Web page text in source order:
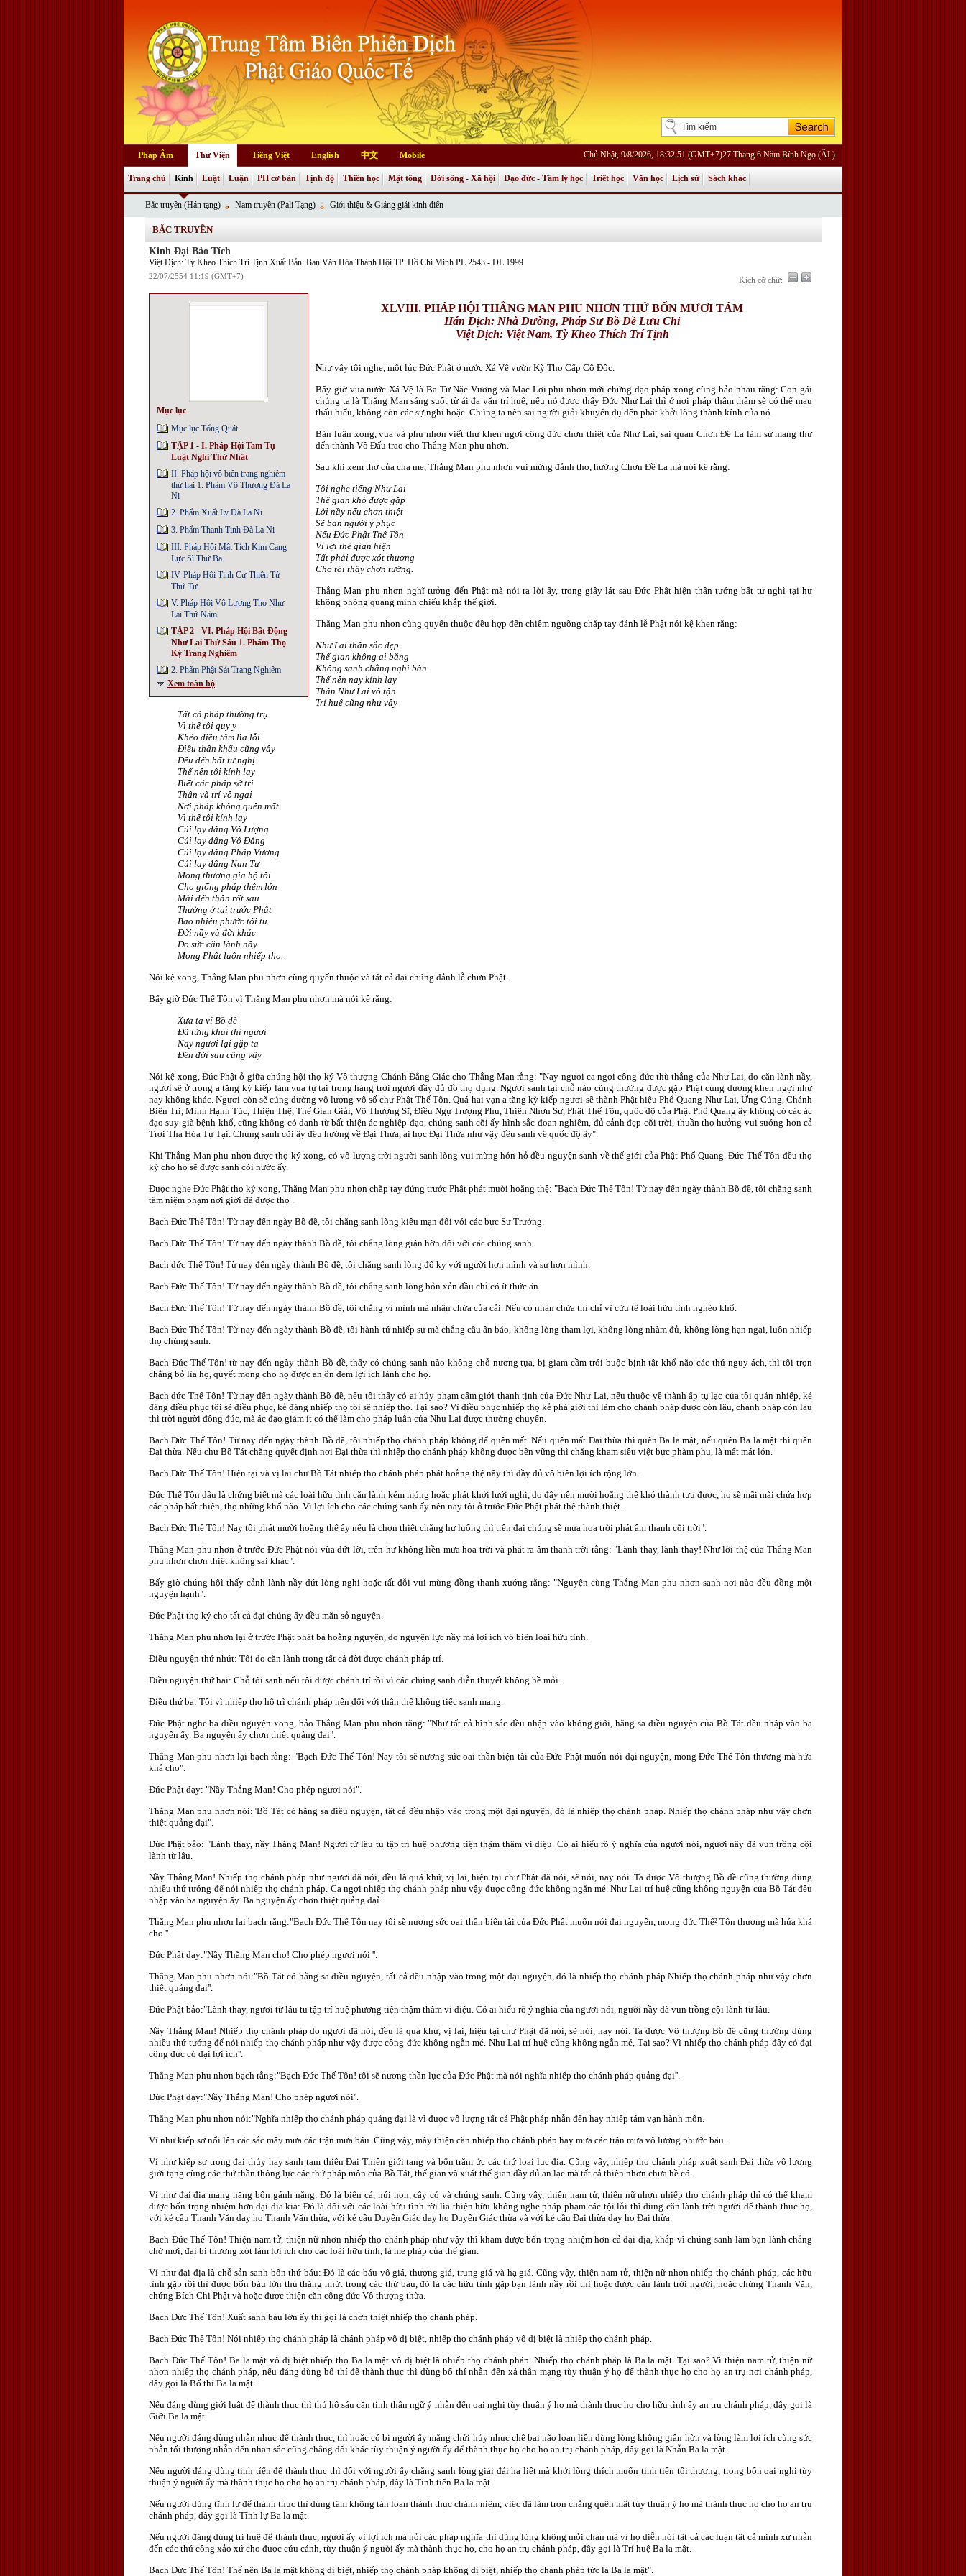
Pháp Âm Thư Viện Tiếng Việt English 中文 Mobile Chủ Nhật, 9/8/2026, 18:32:51 (GMT+7)27 Tháng 6 Năm Bính Ngọ (ÂL)
Trang chủ Kinh
Bắc truyền (Hán tạng) Nam truyền (Pali Tạng) Giới thiệu & Giảng giải kinh điển
Luật Luận PH cơ bản Tịnh độ Thiền học Mật tông Đời sống - Xã hội Đạo đức - Tâm lý học Triết học Văn học Lịch sử Sách khác
BẮC TRUYỀN
Kinh Đại Bảo Tích
Việt Dịch: Tỳ Kheo Thích Trí Tịnh Xuất Bản: Ban Văn Hóa Thành Hội TP. Hồ Chí Minh PL 2543 - DL 1999
22/07/2554 11:19 (GMT+7) Kích cỡ chữ:
Mục lục
Mục lục Tổng Quát
TẬP 1 - I. Pháp Hội Tam Tụ
Luật Nghi Thứ Nhất
II. Pháp hội vô biên trang nghiêm
thứ hai 1. Phẩm Vô Thượng Đà La
Ni
2. Phẩm Xuất Ly Đà La Ni
3. Phẩm Thanh Tịnh Đà La Ni
III. Pháp Hội Mật Tích Kim Cang
Lực Sĩ Thứ Ba
IV. Pháp Hội Tịnh Cư Thiên Tử
Thứ Tư
V. Pháp Hội Vô Lượng Thọ Như
Lai Thứ Năm
TẬP 2 - VI. Pháp Hội Bất Động
Như Lai Thứ Sáu 1. Phẩm Thọ
Ký Trang Nghiêm
2. Phẩm Phật Sát Trang Nghiêm
Xem toàn bộ
XLVIII. PHÁP HỘI THẮNG MAN PHU NHƠN THỨ BỐN MƯƠI TÁM
Hán Dịch: Nhà Đường, Pháp Sư Bồ Đề Lưu Chi
Việt Dịch: Việt Nam, Tỳ Kheo Thích Trí Tịnh
Như vậy tôi nghe, một lúc Ðức Phật ở nước Xá Vệ vườn Kỳ Thọ Cấp Cô Ðộc.
Bấy giờ vua nước Xá Vệ là Ba Tư Nặc Vương và Mạc Lợi phu nhơn mới chứng đạo pháp xong cùng bảo nhau rằng: Con gái
chúng ta là Thắng Man sáng suốt từ ái đa văn trí huệ, nếu nó được thấy Ðức Như Lai thì ở nơi pháp thậm thâm sẽ có thể mau
thấu hiểu, không còn các sự nghi hoặc. Chúng ta nên sai người giỏi khuyến dụ đến phát khởi lòng thành kính của nó .
Bàn luận xong, vua và phu nhơn viết thư khen ngợi công đức chơn thiệt của Như Lai, sai quan Chơn Ðề La làm sứ mang thư
đến thành Vô Ðấu trao cho Thắng Man phu nhơn.
Sau khi xem thơ của cha mẹ, Thắng Man phu nhơn vui mừng đảnh thọ, hướng Chơn Ðề La mà nói kệ rằng:
Tôi nghe tiếng Như Lai
Thế gian khó được gặp
Lời nầy nếu chơn thiệt
Sẽ ban người y phục
Nếu Ðức Phật Thế Tôn
Vì lợi thế gian hiện
Tất phải được xót thương
Cho tôi thấy chơn tướng.
Thắng Man phu nhơn nghĩ tưởng đến Phật mà nói ra lời ấy, trong giây lát sau Ðức Phật hiện thân tướng bất tư nghì tại hư
không phóng quang minh chiếu khắp thế giới.
Thắng Man phu nhơn cùng quyến thuộc đều hợp đến chiêm ngưỡng chắp tay đảnh lễ Phật nói kệ khen rằng:
Như Lai thân sắc đẹp
Thế gian không ai bằng
Không sanh chẳng nghĩ bàn
Thế nên nay kính lạy
Thân Như Lai vô tận
Trí huệ cũng như vậy
Tất cả pháp thường trụ
Vì thế tôi quy y
Khéo điều tâm lìa lỗi
Ðiều thân khẩu cũng vậy
Ðều đến bất tư nghị
Thế nên tôi kính lạy
Biết các pháp sở tri
Thân và trí vô ngại
Nơi pháp không quên mất
Vì thế tôi kính lạy
Cúi lạy đấng Vô Lượng
Cúi lạy đấng Vô Ðẳng
Cúi lạy đấng Pháp Vương
Cúi lạy đấng Nan Tư
Mong thương gia hộ tôi
Cho giống pháp thêm lớn
Mãi đến thân rốt sau
Thường ở tại trước Phật
Bao nhiêu phước tôi tu
Ðời nầy và đời khác
Do sức căn lành nầy
Mong Phật luôn nhiếp thọ.
Nói kệ xong, Thắng Man phu nhơn cùng quyến thuộc và tất cả đại chúng đảnh lễ chưn Phật.
Bấy giờ Ðức Thế Tôn vì Thắng Man phu nhơn mà nói kệ rằng:
Xưa ta vỉ Bồ đề
Ðã từng khai thị ngươi
Nay ngươi lại gặp ta
Ðến đời sau cũng vậy
Nói kệ xong, Ðức Phật ở giữa chúng hội thọ ký Vô thượng Chánh Ðẳng Giác cho Thắng Man rằng: "Nay ngươi ca ngợi công đức thù thắng của Như Lai, do căn lành nầy,
ngươi sẽ ở trong a tăng kỳ kiếp làm vua tự tại trong hàng trời người đầy đủ đồ thọ dụng. Ngươi sanh tại chỗ nào cũng thường được gặp Phật cúng dường khen ngợi như
nay không khác. Ngươi còn sẽ cúng dường vô lượng vô số chư Phật Thế Tôn. Quá hai vạn a tăng kỳ kiếp ngươi sẽ thành Phật hiệu Phổ Quang Như Lai, Ứng Cúng, Chánh
Biến Tri, Minh Hạnh Túc, Thiện Thệ, Thế Gian Giải, Vô Thượng Sĩ, Ðiều Ngự Trượng Phu, Thiên Nhơn Sư, Phật Thế Tôn, quốc độ của Phật Phổ Quang ấy không có các ác
đạo suy già bệnh khổ, cũng không có danh từ bất thiện ác nghiệp đạo, chúng sanh cõi ấy hình sắc đoan nghiêm, đủ cảnh đẹp cõi trời, thuần thọ hưởng vui sướng hơn cả
Trời Tha Hóa Tự Tại. Chúng sanh cõi ấy đều hướng về Ðại Thừa, ai học Ðại Thừa như vậy đều sanh về quốc độ ấy".
Khi Thắng Man phu nhơn được thọ ký xong, có vô lượng trời người sanh lòng vui mừng hớn hở đều nguyện sanh về thế giới của Phật Phổ Quang. Ðức Thế Tôn đều thọ
ký cho họ sẽ được sanh cõi nước ấy.
Ðược nghe Ðức Phật thọ ký xong, Thắng Man phu nhơn chắp tay đứng trước Phật phát mười hoằng thệ: "Bạch Ðức Thế Tôn! Từ nay đến ngày thành Bồ đề, tôi chẳng sanh
tâm niệm phạm nơi giới đã được thọ .
Bạch Ðức Thế Tôn! Từ nay đến ngày Bồ đề, tôi chẳng sanh lòng kiêu mạn đối với các bực Sư Trưởng.
Bạch Ðức Thế Tôn! Từ nay đến ngày thành Bồ đề, tôi chẳng lòng giận hờn đối với các chúng sanh.
Bạch dức Thế Tôn! Từ nay đến ngày thành Bồ đề, tôi chẳng sanh lòng đố kỵ với người hơn mình và sự hơn mình.
Bạch Ðức Thế Tôn! Từ nay đến ngày thành Bồ đề, tôi chẳng sanh lòng bỏn xẻn dầu chỉ có ít thức ăn.
Bạch Ðức Thế Tôn! Từ nay đến ngày thành Bồ đề, tôi chẳng vì mình mà nhận chứa của cải. Nếu có nhận chứa thì chỉ vì cứu tế loài hữu tình nghèo khổ.
Bạch Ðức Thế Tôn! Từ nay đến ngày thành Bồ đề, tôi hành tứ nhiếp sự mà chẳng cầu ân báo, không lòng tham lợi, không lòng nhàm đủ, không lòng hạn ngại, luôn nhiếp
thọ chúng sanh.
Bạch Ðức Thế Tôn! từ nay đến ngày thành Bồ đề, thấy có chúng sanh nào không chỗ nương tựa, bị giam cầm trói buộc bịnh tật khổ não các thứ nguy ách, thì tôi trọn
chẳng bỏ lìa họ, quyết mong cho họ được an ổn đem lợi ích lành cho họ.
Bạch dức Thế Tôn! Từ nay đến ngày thành Bồ đề, nếu tôi thấy có ai hủy phạm cấm giới thanh tịnh của Ðức Như Lai, nếu thuộc về thành ấp tụ lạc của tôi quản nhiếp, kẻ
đáng điều phục tôi sẽ điều phục, kẻ đáng nhiếp thọ tôi sẽ nhiếp thọ. Tại sao? Vì điều phục nhiếp thọ kẻ phá giới thì làm cho chánh pháp được còn lâu, chánh pháp còn lâu
thì trời người đông đúc, mà ác đạo giảm ít có thể làm cho pháp luân của Như Lai được thường chuyển.
Bạch Ðức Thế Tôn! Từ nay đến ngày thành Bồ đề, tôi nhiếp thọ chánh pháp không để quên mất. Nếu quên mất Ðại thừa thì quên Ba la mật, nếu quên Ba la mật thì quên
Ðại thừa. Nếu chư Bồ Tát chẳng quyết định nơi Ðại thừa thì nhiếp thọ chánh pháp không được bền vững thì chẳng kham siêu việt bực phàm phu, là mất mát lớn.
Bạch Ðức Thế Tôn! Hiện tại và vị lai chư Bồ Tát nhiếp thọ chánh pháp phát hoằng thệ nầy thì đầy đủ vô biên lợi ích rộng lớn.
Ðức Thế Tôn dầu là chứng biết mà các loài hữu tình căn lành kém mỏng hoặc phát khởi lưới nghi, do đây nên mười hoằng thệ khó thành tựu được, họ sẽ mãi mãi chứa hợp
các pháp bất thiện, thọ những khổ não. Vì lợi ích cho các chúng sanh ấy nên nay tôi ở trước Ðức Phật phát thệ thành thiệt.
Bạch Ðức Thế Tôn! Nay tôi phát mười hoằng thệ ấy nếu là chơn thiệt chẳng hư luống thì trên đại chúng sẽ mưa hoa trời phát âm thanh cõi trời".
Thắng Man phu nhơn ở trước Ðức Phật nói vùa dứt lời, trên hư không liền mưa hoa trời và phát ra âm thanh trời rằng: "Lành thay, lành thay! Như lời thệ cúa Thắng Man
phu nhơn chơn thiệt không sai khác".
Bấy giờ chúng hộì thấy cảnh lành nầy dứt lòng nghi hoặc rất đỗi vui mừng đồng thanh xướng rằng: "Nguyện cùng Thắng Man phu nhơn sanh nơi nào đều đồng một
nguyện hạnh".
Ðức Phật thọ ký cho tất cả đại chúng ấy đều mãn sở nguyện.
Thắng Man phu nhơn lại ở trước Phật phát ba hoằng nguyện, do nguyện lực nầy mà lợi ích vô biên loài hữu tình.
Ðiều nguyện thứ nhứt: Tôi do căn lành trong tất cả đời được chánh pháp trí.
Ðiều nguyện thứ hai: Chỗ tôi sanh nếu tôi được chánh trí rồi vì các chúng sanh diễn thuyết không hề mỏi.
Ðiều thứ ba: Tôi vì nhiếp thọ hộ trì chánh pháp nên đối với thân thể không tiếc sanh mạng.
Ðức Phật nghe ba điều nguyện xong, bảo Thắng Man phu nhơn rằng: "Như tất cả hình sắc đều nhập vào không giới, hằng sa điều nguyện của Bồ Tát đều nhập vào ba
nguyện ấy. Ba nguyện ấy chơn thiệt quảng đại".
Thắng Man phu nhơn lại bạch rằng: "Bạch Ðức Thế Tôn! Nay tôi sẽ nương sức oai thần biện tài của Ðức Phật muốn nói đại nguyện, mong Ðức Thế Tôn thương mà hứa
khả cho".
Ðức Phật dạy: "Nầy Thắng Man! Cho phép ngươi nói".
Thắng Man phu nhơn nói:"Bồ Tát có hằng sa điều nguyện, tất cả đều nhập vào trong một đại nguyện, đó là nhiếp thọ chánh pháp. Nhiếp thọ chánh pháp như vậy chơn
thiệt quảng đại".
Ðức Phật bảo: "Lành thay, nầy Thắng Man! Ngươi từ lâu tu tập trí huệ phương tiện thậm thâm vi diệu. Có ai hiểu rõ ý nghĩa của ngươi nói, người nầy đã vun trồng cội
lành từ lâu.
Nầy Thắng Man! Nhiếp thọ chánh pháp như ngươi đã nói, đều là quá khứ, vị lai, hiện tại chư Phật đã nói, sẽ nói, nay nói. Ta được Vô thượng Bồ đề cũng thường dùng
nhiều thứ tướng để nói nhiếp thọ chánh pháp. Ca ngợi nhiếp thọ chánh pháp như vậy được công đức không ngằn mé. Như Lai trí huệ cũng không nguyện của Bồ Tát đêu
nhập vào ba nguyện ấy. Ba nguyện ấy chơn thiệt quảng đạỉ.
Thắng Man phu nhơn lại bạch rằng:"Bạch Ðức Thế Tôn nay tôi sẽ nương sức oai thần biện tài của Ðức Phật muốn nói đại nguyện, mong đức Thế² Tôn thương mà hứa khả
cho ''.
Ðức Phật dạy:"Nầy Thắng Man cho! Cho phép ngươi nói ''.
Thắng Man phu nhơn nói:"Bồ Tát có hằng sa điều nguyện, tất cả đều nhập vào trong một đại nguyện, đó là nhiếp thọ chánh pháp.Nhiếp thọ chánh pháp như vậy chơn
thiệt quảng đại''.
Ðức Phật bảo:"Lành thay, ngươi từ lâu tu tập trí huệ phương tiện thậm thâm vi diệu. Có ai hiểu rõ ý nghĩa của ngươi nói, người nầy đã vun trồng cội lành từ lâu.
Nầy Thắng Man! Nhiếp thọ chánh pháp do ngươi đã nói, đều là quá khứ, vị lai, hiện tại chư Phật đã nói, sẽ nói, nay nói. Ta được Vô thượng Bồ đề cũng thường dùng
nhiều thứ tướng để nói nhiếp thọ chánh pháp như vậy được công đức không ngằn mé. Như Lai trí huệ cũng không ngằn mé, Tại sao? Vì nhiếp thọ chánh pháp đây có đại
công đức có đại lợi ích''.
Thắng Man phu nhơn bạch rằng:"Bạch Ðức Thế Tôn! tôi sẽ nương thần lực của Ðức Phật mà nói nghĩa nhiếp thọ chánh pháp quảng đại''.
Ðức Phật dạy:"Nầy Thắng Man! Cho phép ngươi nói''.
Thắng Man phu nhơn nói:"Nghĩa nhiếp thọ chánh pháp quảng đại là vì được vô lượng tất cả Phật pháp nhẫn đến hay nhiếp tám vạn hành môn.
Ví như kiếp sơ nổi lên các sắc mây mưa các trận mưa báu. Cũng vậy, mây thiện căn nhiếp thọ chánh pháp hay mưa các trận mưa vô lượng phước báu.
Ví như kiếp sơ trong đại thủy hay sanh tam thiên Ðại Thiên giới tạng và bốn trăm ức các thứ loại lục địa. Cũng vậy, nhiếp thọ chánh pháp xuất sanh Ðại thừa vô lượng
giới tạng cùng các thứ thần thông lực các thứ pháp môn của Bồ Tát, thế gian và xuất thế gian đầy đủ an lạc mà tất cả thiên nhơn chưa hề có.
Ví như đại địa mang nặng bốn gánh nặng: Ðó là biển cả, núi non, cây cỏ và chúng sanh. Cũng vậy, thiện nam tử, thiện nữ nhơn nhiếp thọ chánh pháp thì có thể kham
được bốn trọng nhiệm hơn đại dịa kia: Ðó là đối với các loài hữu tình rời lìa thiện hữu không nghe pháp phạm các tội lỗi thì dùng căn lành trời người để thành thục họ,
với kẻ cầu Thanh Văn dạy họ Thanh Văn thừa, với kẻ cầu Duyên Giác dạy họ Duyên Giác thừa và với kẻ cầu Ðại thừa dạy họ Ðại thừa.
Bạch Ðức Thế Tôn! Thiện nam tử, thiện nữ nhơn nhiếp thọ chánh pháp như vậy thì kham được bốn trọng nhiệm hơn cả đại địa, khắp vì chúng sanh làm bạn lành chẳng
chờ mời, đại bi thương xót làm lợi ích cho các loài hữu tình, là mẹ pháp của thế gian.
Ví như đại địa là chỗ sản sanh bốn thứ báu: Ðó là các báu vô giá, thượng giá, trung giá và hạ giá. Cũng vậy, thiện nam tử, thiện nữ nhơn nhiếp thọ chánh pháp, các hữu
tình gặp rồi thì được bốn báu lớn thù thắng nhứt trong các thứ báu, đó là các hữu tình gặp bạn lành nầy rồi thì hoặc được căn lành trời người, hoặc chứng Thanh Văn,
chứng Bích Chi Phật và hoặc được thiện căn công đức Vô thượng thừa.
Bạch Ðức Thế Tôn! Xuất sanh báu lớn ấy thì gọi là chơn thiệt nhiếp thọ chánh pháp.
Bạch Ðức Thế Tôn! Nói nhiếp thọ chánh pháp là chánh pháp vô dị biệt, nhiếp thọ chánh pháp vô dị biệt là nhiếp thọ chánh pháp.
Bạch Ðức Thế Tôn! Ba la mật vô dị biệt nhiếp thọ Ba la mật vô dị biệt là nhiếp thọ chánh pháp. Nhiếp thọ chánh pháp là Ba la mật. Tại sao? Vì thiện nam tử, thiện nữ
nhơn nhiếp thọ chánh pháp, nếu đáng dùng bố thí để thành thục thì dùng bố thí nhẫn đến xả thân mạng tùy thuận ý họ để thành thục họ cho họ an trụ nơi chánh pháp,
đây gọi là Bố thí Ba la mật.
Nếu đáng dùng giới luật để thành thục thì thủ hộ sáu căn tịnh thân ngữ ý nhẫn đến oai nghi tùy thuận ý họ mà thành thục họ cho hữu tình ấy an trụ chánh pháp, đây gọi là
Giới Ba la mật.
Nếu người đáng dùng nhẫn nhục để thành thục, thì hoặc có bị người ấy mắng chửi hủy nhục chê bai não loạn liền dùng lòng không giận hờn và lòng làm lợi ích cùng sức
nhẫn tối thượng nhẫn đến nhan sắc cũng chẳng đổi khác tùy thuận ý người ấy để thành thục họ cho họ an trụ chánh pháp, đây gọi là Nhẫn Ba la mật.
Nếu người đáng dùng tinh tỉến để thành thục thì đối với người ấy chẳng sanh lòng giải đải hạ liệt mà khởi lòng thích muốn tinh tiến tối thượng, trong bốn oai nghi tùy
thuận ý người ấy mà thành thục họ cho họ an trụ chánh pháp, đây là Tinh tiến Ba la mật.
Nếu người dùng tĩnh lự để thành thục thì dùng tâm không tán loạn thành thục chánh niệm, việc đã làm trọn chẳng quên mất tùy thuận ý họ mà thành thục họ cho họ an trụ
chánh pháp, đây gọi là Tĩnh lự Ba la mật.
Nếu người đáng dùng trí huệ để thành thục, người ấy vì lợi ích mà hỏi các pháp nghĩa thì dùng lòng không mỏi chán mà vì họ diễn nói tất cả các luận tất cả minh xứ nhẫn
đến các thứ công xảo xứ cho được cứu cánh, tùy thuận ý người ấy mà thành thục họ, cho họ an trụ chánh pháp, đây gọi là Trí huệ Ba la mật.
Bạch Ðức Thế Tôn! Thế nên Ba la mật không dị biệt, nhiếp thọ chánh pháp không dị biệt, nhiếp thọ chánh pháp tức là Ba la mật".